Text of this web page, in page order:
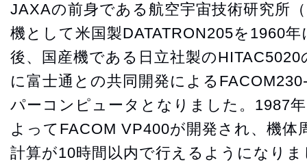
JAXAの前身である航空宇宙技術研究所
機として米国製DATATRON205を1960
後、国産機である日立社製の
に富士通との共同開発による
パーコンピュータとなりました。1987
よってFACOM VP400が開発され、機体
計算が10時間以内で行えるようになり